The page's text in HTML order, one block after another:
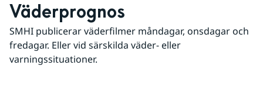
Väderprognos
SMHI publicerar väderfilmer måndagar, onsdagar och
fredagar. Eller vid särskilda väder- eller
varningssituationer.